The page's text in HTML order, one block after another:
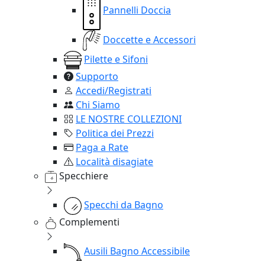
Pannelli Doccia
Doccette e Accessori
Pilette e Sifoni
Supporto
Accedi/Registrati
Chi Siamo
LE NOSTRE COLLEZIONI
Politica dei Prezzi
Paga a Rate
Località disagiate
Specchiere
Specchi da Bagno
Complementi
Ausili Bagno Accessibile